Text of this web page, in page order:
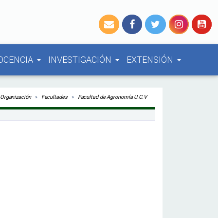
arrow_drop_down INVESTIGACIÓN arrow_drop_down EXTENSIÓN arrow_drop_down
Organización Facultades Facultad de Agronomía U.C.V